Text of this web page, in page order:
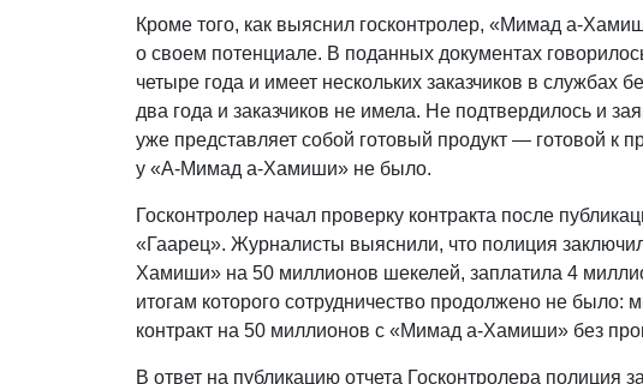
Кроме того, как выяснил госконтролер, «Мимад а-
о своем потенциале. В поданных документах
четыре года и имеет нескольких заказчиков в службах
два года и заказчиков не имела. Не подтвердилось и
уже представляет собой готовый продукт — готовой
у «А-Мимад а-Хамиши» не было.
Госконтролер начал проверку контракта после
«Гаарец». Журналисты выяснили, что полиция
Хамиши» на 50 миллионов шекелей, заплатила 4
итогам которого сотрудничество продолжено не
контракт на 50 миллионов с «Мимад а-Хамиши» без
В ответ на публикацию отчета Госконтролера полиция